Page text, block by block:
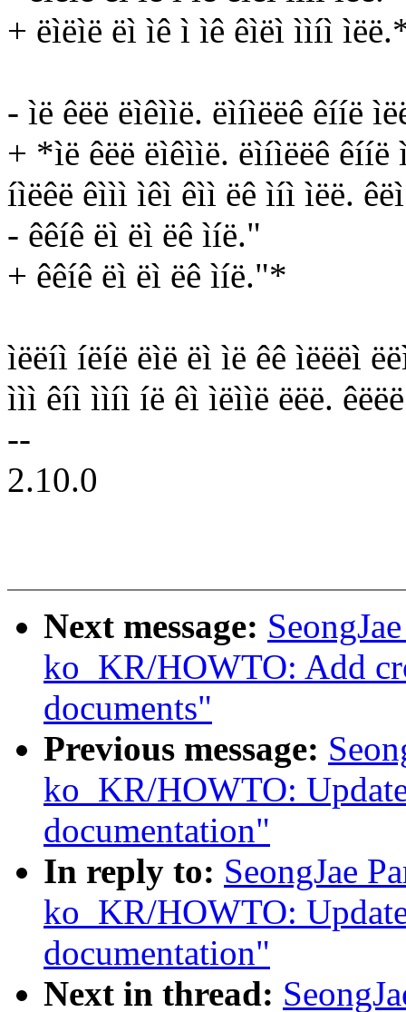
+ ëìëìë ëì ìê ì ìê êìëì ììíì
- ìë êëë ëìêììë. ëìíìëëê êííë
+ *ìë êëë ëìêììë. ëìíìëëê êííë
íìëêë êììì ìêì êìì ëê ìíì ìëë. êëì
- êêíê ëì ëì ëê ìíë."
+ êêíê ëì ëì ëê ìíë."*
ìëëíì íëíë ëìë ëì ìë êê ìëëëì
ììì êíì ììíì íë êì ìëììë ëëë.
--
2.10.0
Next message:
ko_KR/HOWTO: Add
documents"
Previous message:
ko_KR/HOWTO:
documentation"
In reply to: SeongJae
ko_KR/HOWTO:
documentation"
Next in thread: